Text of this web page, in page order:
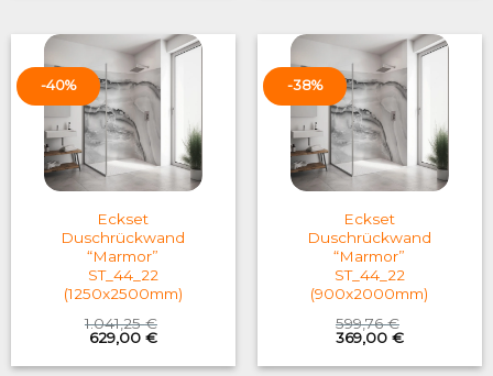
-40%
Eckset
Duschrückwand
“Marmor”
ST_44_22
(1250x2500mm)
1.041,25€
Original
price
was:
629,00 €Current
is:
-38%
Eckset
Duschrückwand
“Marmor”
ST_44_22
(900x2000mm)
599,76€
Original
price
was:
369,00 €Current
is: